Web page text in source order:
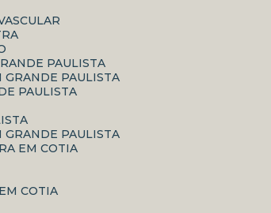
PAULISTA
GRANDE PAULISTA
PAULISTA
GRANDE PAULISTA
EM COTIA
COTIA